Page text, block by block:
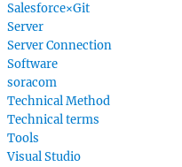
Salesforce×Git
Server
Server Connection
Software
soracom
Technical Method
Technical terms
Tools
Visual Studio